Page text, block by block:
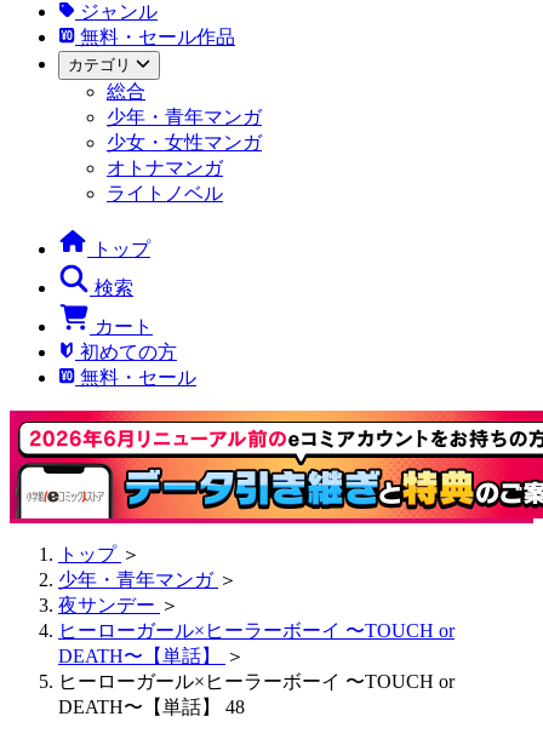
ジャンル
無料・セール作品
カテゴリ
総合
少年・青年マンガ
少女・女性マンガ
オトナマンガ
ライトノベル
トップ
検索
カート
初めての方
無料・セール
トップ ＞
少年・青年マンガ ＞
夜サンデー ＞
ヒーローガール×ヒーラーボーイ 〜TOUCH or
DEATH〜【単話】
＞
ヒーローガール×ヒーラーボーイ 〜TOUCH or
DEATH〜【単話】 48